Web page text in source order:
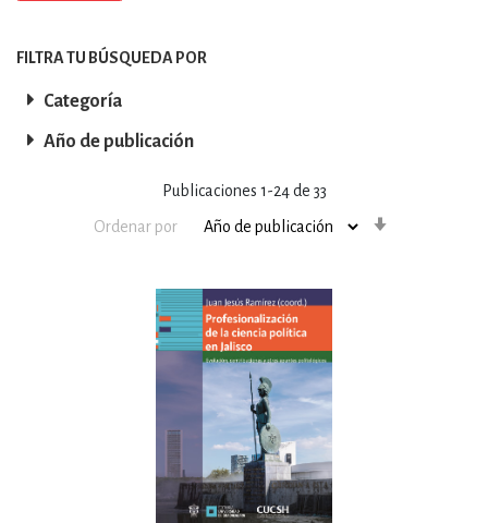
Publicaciones 1-24de 33
Ordenar por
FILTRA TU BÚSQUEDA POR
Categoría
Año de publicación